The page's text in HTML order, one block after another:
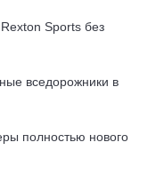
Sports без
вседорожники в
полностью нового